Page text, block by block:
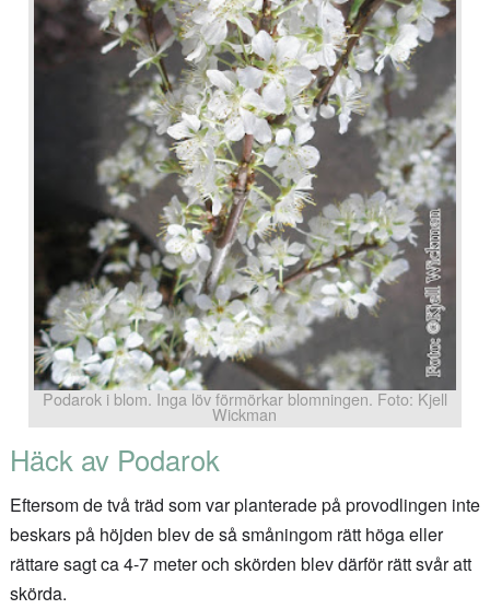
Podarok i blom. Inga löv förmörkar blomningen. Foto: Kjell
Wickman
Häck av Podarok
Eftersom de två träd som var planterade på provodlingen inte
beskars på höjden blev de så småningom rätt höga eller
rättare sagt ca 4-7 meter och skörden blev därför rätt svår att
skörda.